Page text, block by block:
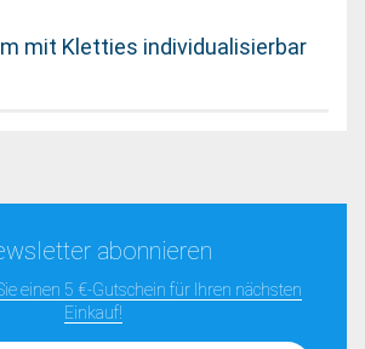
mit Kletties individualisierbar
abonnieren
einen 5 €-Gutschein für Ihren nächsten
Einkauf!